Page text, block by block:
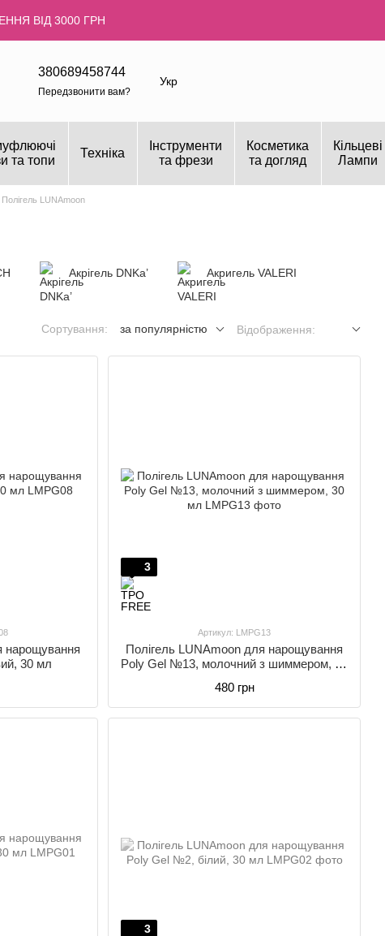
ВІД 3000 ГРН
380689458744
Передзвонити вам?
Укр
та топи
Техніка
Інструменти
та фрези
Косметика
та догляд
Кільцеві
Лампи
Полігель LUNAmoon
Акрігель DNKa’ Акригель VALERI
Сортування: за популярністю Відображення:
нарощування
30 мл
3
Артикул: LMPG13
Полігель LUNAmoon для нарощування
Poly Gel №13, молочний з шиммером, 30
480 грн
3